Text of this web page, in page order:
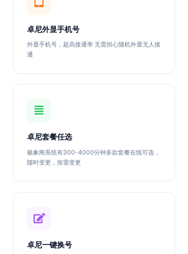
卓尼外显手机号
外显手机号，超高接通率 无需担心随机外显无人接
通
卓尼套餐任选
极象阁系统有300-4000分钟多款套餐在线可选，
随时变更，按需变更
卓尼一键换号